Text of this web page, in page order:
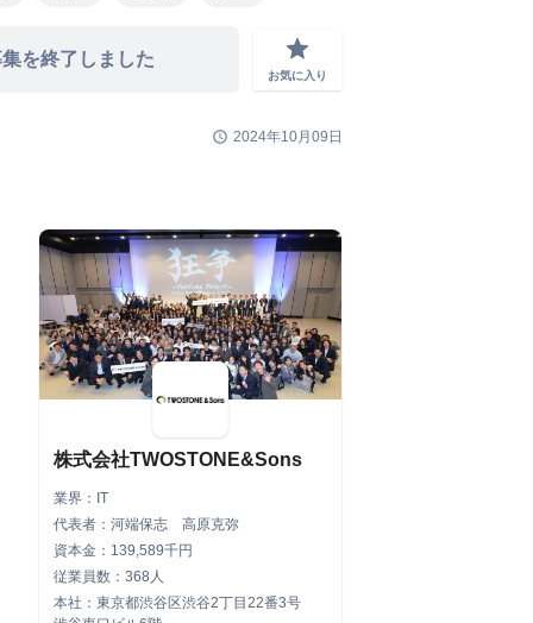
を終了しました grade
お気に入り
schedule 2024年10月09日
株式会社TWOSTONE&Sons
業界：IT
代表者：河端保志 高原克弥
資本金：139,589千円
従業員数：368人
本社：東京都渋谷区渋谷2丁目22番3号